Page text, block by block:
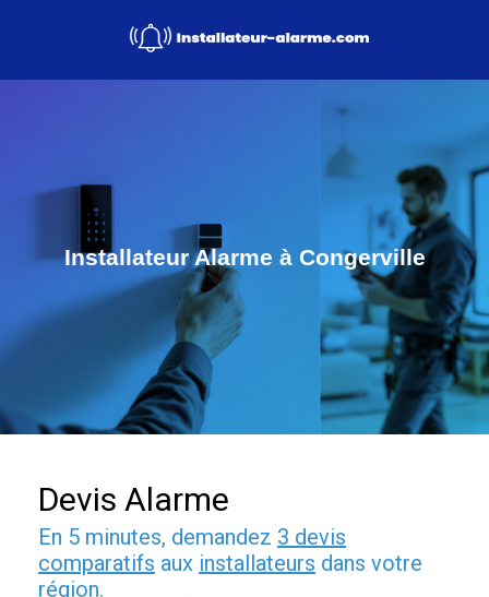
Installateur Alarme à Congerville
Devis Alarme
En 5 minutes, demandez 3 devis
comparatifs aux installateurs dans votre
région.